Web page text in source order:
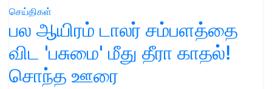
செய்திகள்
பல ஆயிரம் டாலர் சம்பளத்தை
விட 'பசுமை' மீது தீரா காதல்!
சொந்த ஊரை